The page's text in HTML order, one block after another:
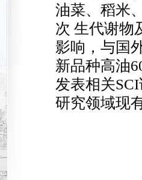
油菜、稻米
次 生代谢物
影响，与国
新品种高油
发表相关
研究领域现